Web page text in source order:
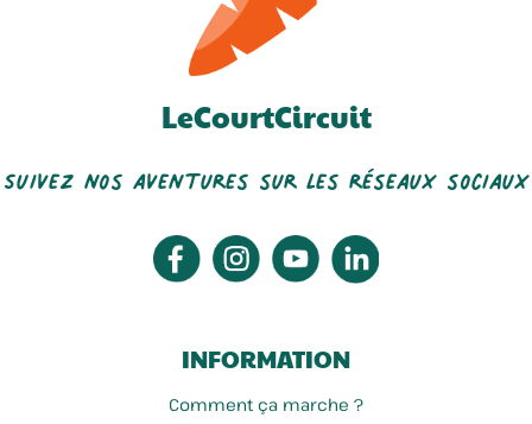
LeCourtCircuit
Suivez nos aventures sur les réseaux sociaux
INFORMATION
Comment ça marche ?